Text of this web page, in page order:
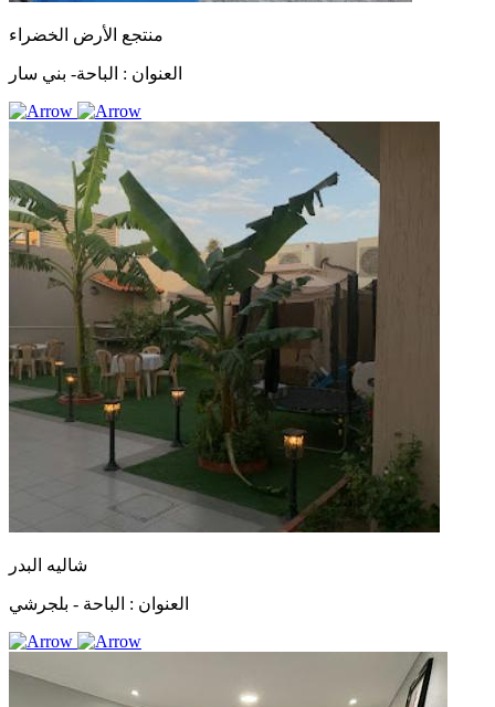
منتجع الأرض الخضراء
العنوان : الباحة- بني سار
شاليه البدر
العنوان : الباحة - بلجرشي